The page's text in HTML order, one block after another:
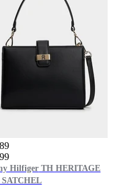
Hilfiger TH HERITAGE